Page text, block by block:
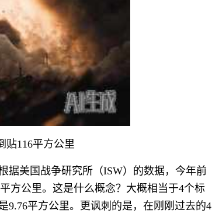
贴116平方公里
据美国战争研究所（ISW）的数据，今年前
方公里。这是什么概念？大概相当于4个标
9.76平方公里。更讽刺的是，在刚刚过去的4